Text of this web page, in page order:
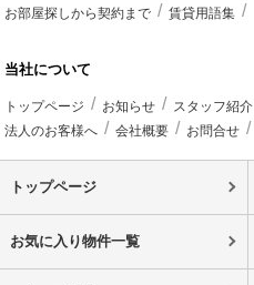
お部屋探しから契約まで 賃貸用語集
当社について
トップページ お知らせ スタッフ紹介
法人のお客様へ
会社概要 お問合せ
トップページ
お気に入り物件一覧